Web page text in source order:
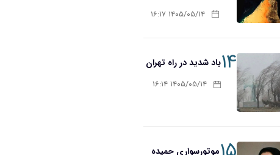
۱۴۰۵/۰۵/۱۴ ۱۶:۱۷
۱۴باد شدید در راه تهران
۱۴۰۵/۰۵/۱۴ ۱۶:۱۴
موتورسواری حمیده